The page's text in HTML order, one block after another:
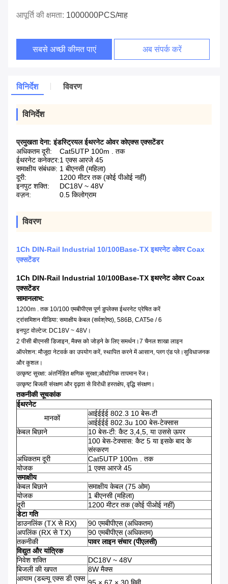
आपूर्ति की क्षमता: 1000000PCS/माह
सबसे अच्छी कीमत पाएं अब संपर्क करें
विनिर्देश विवरण
विनिर्देश
प्रमुखता देना:इंडस्ट्रियल ईथरनेट ओवर कोएक्स एक्सटेंडर
अधिकतम दूरी:
Cat5UTP 100m . तक
ईथरनेट कनेक्टर:1 एक्स आरजे 45
समाक्षीय संबंधक: 1 बीएनसी (महिला)
दूरी:
1200 मीटर तक (कोई पीओई नहीं)
इनपुट शक्ति:
DC18V ~ 48V
वज़न:
0.5 किलोग्राम
विवरण
1Ch DIN-Rail Industrial 10/100Base-TX इथरनेट ओवर Coax
एक्सटेंडर
1Ch DIN-Rail Industrial 10/100Base-TX इथरनेट ओवर Coax
एक्सटेंडर
सामानलाभ:
1200m . तक 10/100 एमबीपीएस पूर्ण डुप्लेक्स ईथरनेट प्रेषित करें
ट्रांसमिशन मीडिया: समाक्षीय केबल (सर्वश्रेष्ठ), 586B, CAT5e / 6
इनपुट वोल्टेज: DC18V ~ 48V।
2 पीसी बीएनसी डिजाइन, मैक्स को जोड़ने के लिए समर्थन।7 चैनल शाखा लाइन
ऑपरेशन: मौजूदा नेटवर्क का उपयोग करें, स्थापित करने में आसान, प्लग एंड प्ले।सुविधाजनक
और कुशल।
उत्कृष्ट सुरक्षा: अंतर्निहित क्षणिक सुरक्षा;औद्योगिक तापमान रेंज।
उत्कृष्ट बिजली संरक्षण और दृढ़ता से विरोधी हस्तक्षेप, वृद्धि संरक्षण।
तकनीकी सूचकांक
ईथरनेट
मानकों
आईईईई 802.3 10 बेस-टी
आईईईई 802.3u 100 बेस-टेक्सास
केबल बिछाने
10 बेस-टी: कैट 3,4,5, या उससे ऊपर
100 बेस-टेक्सास: कैट 5 या इसके बाद के
संस्करण
अधिकतम दूरी
Cat5UTP 100m . तक
योजक
1 एक्स आरजे 45
समाक्षीय
केबल बिछाने
समाक्षीय केबल (75 ओम)
योजक
1 बीएनसी (महिला)
दूरी
1200 मीटर तक (कोई पीओई नहीं)
डेटा गति
डाउनलिंक (TX से RX)
90 एमबीपीएस (अधिकतम)
अपलिंक (RX से TX)
90 एमबीपीएस (अधिकतम)
तकनीकी
पावर लाइन संचार (पीएलसी)
विद्युत और यांत्रिक
निवेश शक्ति
DC18V ~ 48V
बिजली की खपत
8W मैक्स
आयाम (डब्ल्यू एक्स डी एक्स